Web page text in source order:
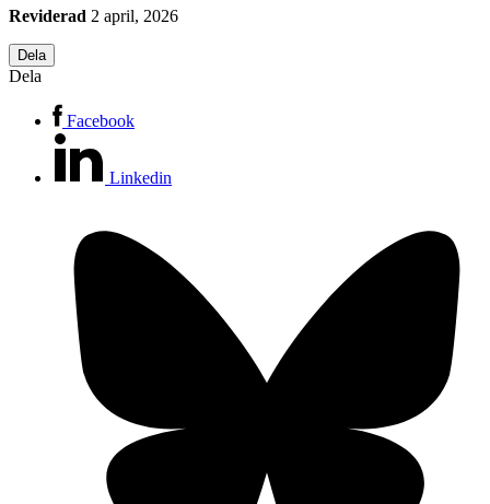
Reviderad 2 april, 2026
Dela
Dela
Facebook
Linkedin